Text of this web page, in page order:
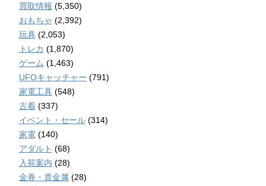
買取情報 (5,350)
おもちゃ (2,392)
玩具(2,053)
トレカ (1,870)
ゲーム (1,463)
UFOキャッチャー (791)
家電工具(548)
古着(337)
イベント・セール(314)
家電(140)
アダルト (68)
入荷案内 (28)
金券・貴金属 (28)